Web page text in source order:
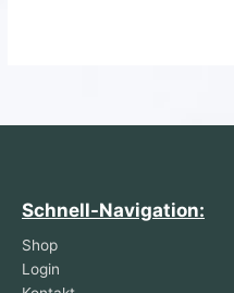
Schnell-Navigation:
Shop
Login